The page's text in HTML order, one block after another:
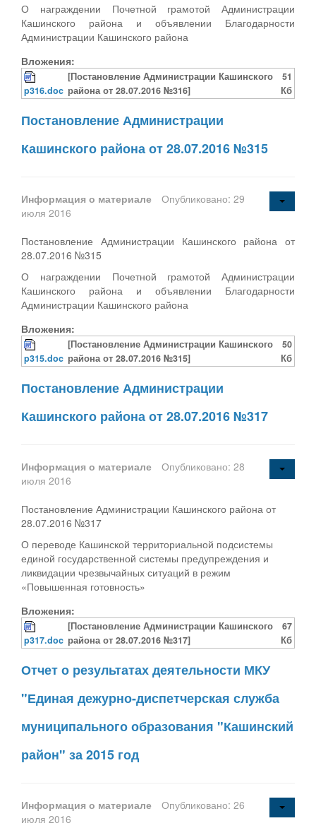
О награждении Почетной грамотой Администрации
Кашинского района и объявлении Благодарности
Администрации Кашинского района
Вложения:
p316.doc
[Постановление Администрации Кашинского
района от 28.07.2016 №316]
51
Кб
Постановление Администрации
Кашинского района от 28.07.2016 №315
Информация о материале
Опубликовано: 29
июля 2016
Постановление Администрации Кашинского района от
28.07.2016 №315
О награждении Почетной грамотой Администрации
Кашинского района и объявлении Благодарности
Администрации Кашинского района
Вложения:
p315.doc
[Постановление Администрации Кашинского
района от 28.07.2016 №315]
50
Кб
Постановление Администрации
Кашинского района от 28.07.2016 №317
Информация о материале
Опубликовано: 28
июля 2016
Постановление Администрации Кашинского района от
28.07.2016 №317
О переводе Кашинской территориальной подсистемы
единой государственной системы предупреждения и
ликвидации чрезвычайных ситуаций в режим
«Повышенная готовность»
Вложения:
p317.doc
[Постановление Администрации Кашинского
района от 28.07.2016 №317]
67
Кб
Отчет о результатах деятельности МКУ
"Единая дежурно-диспетчерская служба
муниципального образования "Кашинский
район" за 2015 год
Информация о материале
Опубликовано: 26
июля 2016